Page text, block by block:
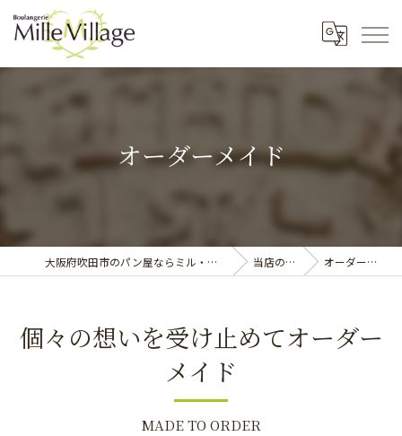
オーダーメイド
大阪府吹田市のパン屋ならミル・ヴィラージュ 当店の特徴 オーダーメイド
個々の想いを受け止めてオーダー
メイド
MADE TO ORDER